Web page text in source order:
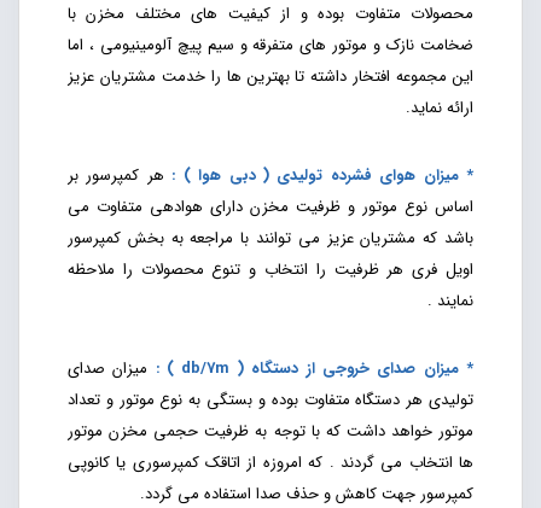
محصولات متفاوت بوده و از کیفیت های مختلف مخزن با
ضخامت نازک و موتور های متفرقه و سیم پیچ آلومینیومی ، اما
این مجموعه افتخار داشته تا بهترین ها را خدمت مشتریان عزیز
ارائه نماید.
* میزان هوای فشرده تولیدی ( دبی هوا ) : هر کمپرسور بر
اساس نوع موتور و ظرفیت مخزن دارای هوادهی متفاوت می
باشد که مشتریان عزیز می توانند با مراجعه به بخش کمپرسور
اویل فری هر ظرفیت را انتخاب و تنوع محصولات را ملاحظه
نمایند .
* میزان صدای خروجی از دستگاه ( db/7m ) :
میزان صدای
تولیدی هر دستگاه متفاوت بوده و بستگی به نوع موتور و تعداد
موتور خواهد داشت که با توجه به ظرفیت حجمی مخزن موتور
ها انتخاب می گردند . که امروزه از اتاقک کمپرسوری یا کانوپی
کمپرسور جهت کاهش و حذف صدا استفاده می گردد.